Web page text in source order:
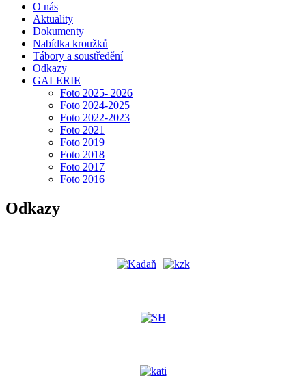
O nás
Aktuality
Dokumenty
Nabídka kroužků
Tábory a soustředění
Odkazy
GALERIE
Foto 2025- 2026
Foto 2024-2025
Foto 2022-2023
Foto 2021
Foto 2019
Foto 2018
Foto 2017
Foto 2016
Odkazy